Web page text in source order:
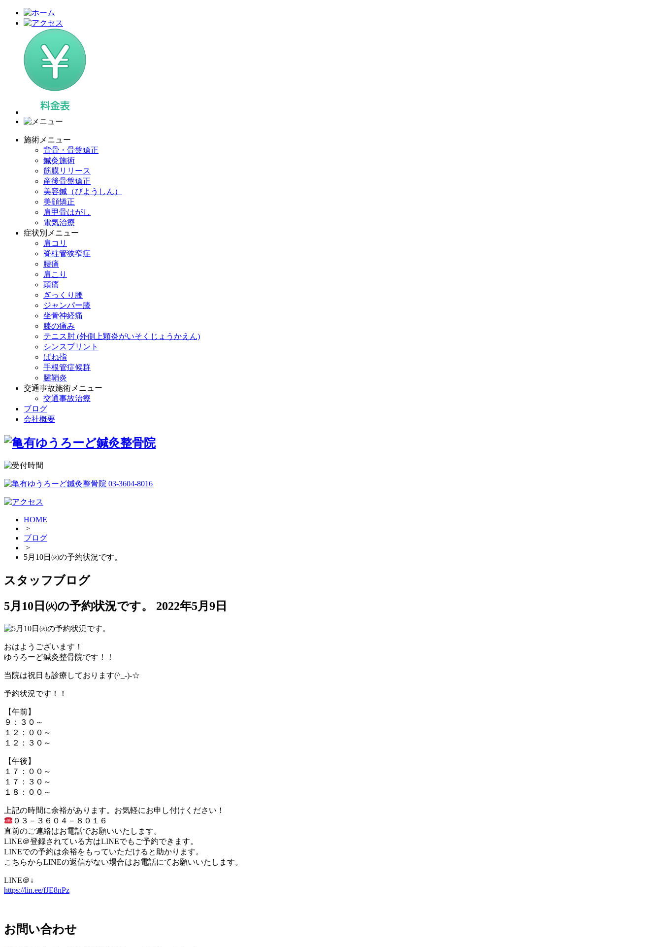
施術メニュー
背骨・骨盤矯正
鍼灸施術
筋膜リリース
産後骨盤矯正
美容鍼（びようしん）
美顔矯正
肩甲骨はがし
電気治療
症状別メニュー
肩コリ
脊柱管狭窄症
腰痛
肩こり
頭痛
ぎっくり腰
ジャンパー膝
坐骨神経痛
膝の痛み
テニス肘 (外側上顆炎がいそくじょうかえん)
シンスプリント
ばね指
手根管症候群
腱鞘炎
交通事故施術メニュー
交通事故治療
ブログ
会社概要
HOME
>
ブログ
>
5月10日㈫の予約状況です。
スタッフブログ
5月10日㈫の予約状況です。
2022年5月9日
おはようございます！
ゆうろーど鍼灸整骨院です！！
当院は祝日も診療しております(^_-)-☆
予約状況です！！
【午前】
９：３０～
１２：００～
１２：３０～
【午後】
１７：００～
１７：３０～
１８：００～
上記の時間に余裕があります。お気軽にお申し付けください！
０３－３６０４－８０１６
直前のご連絡はお電話でお願いいたします。
LINE＠登録されている方はLINEでもご予約できます。
LINEでの予約は余裕をもっていただけると助かります。
こちらからLINEの返信がない場合はお電話にてお願いいたします。
LINE＠↓
https://lin.ee/fJE8nPz
お問い合わせ